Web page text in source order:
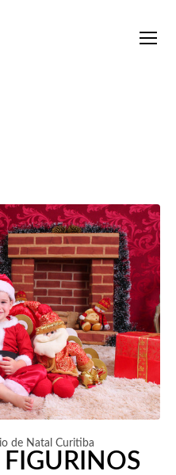
de Natal Curitiba